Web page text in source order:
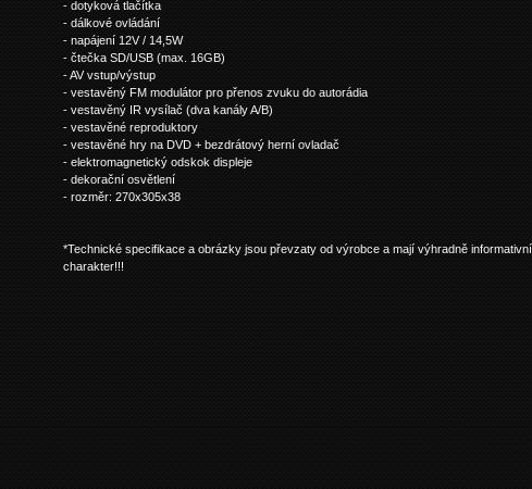
- dotyková tlačítka
- dálkové ovládání
- napájení 12V / 14,5W
- čtečka SD/USB (max. 16GB)
- AV vstup/výstup
- vestavěný FM modulátor pro přenos zvuku do autorádia
- vestavěný IR vysílač (dva kanály A/B)
- vestavěné reproduktory
- vestavěné hry na DVD + bezdrátový herní ovladač
- elektromagnetický odskok displeje
- dekorační osvětlení
- rozměr: 270x305x38
*Technické specifikace a obrázky jsou převzaty od výrobce a mají výhradně informativní
charakter!!!